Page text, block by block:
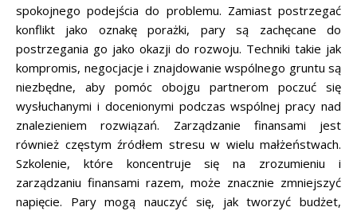
spokojnego podejścia do problemu. Zamiast postrzegać
konflikt jako oznakę porażki, pary są zachęcane do
postrzegania go jako okazji do rozwoju. Techniki takie jak
kompromis, negocjacje i znajdowanie wspólnego gruntu są
niezbędne, aby pomóc obojgu partnerom poczuć się
wysłuchanymi i docenionymi podczas wspólnej pracy nad
znalezieniem rozwiązań. Zarządzanie finansami jest
również częstym źródłem stresu w wielu małżeństwach.
Szkolenie, które koncentruje się na zrozumieniu i
zarządzaniu finansami razem, może znacznie zmniejszyć
napięcie. Pary mogą nauczyć się, jak tworzyć budżet,